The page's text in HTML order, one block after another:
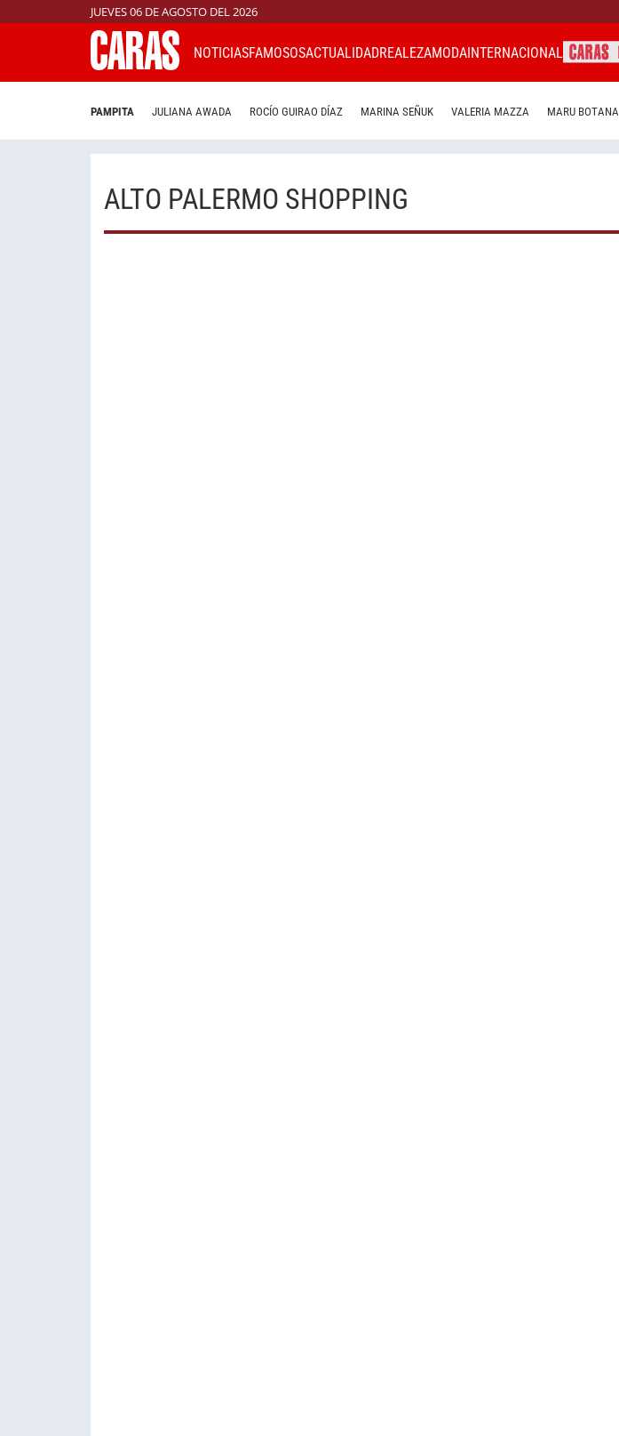
JUEVES 06 DE AGOSTO DEL 2026
NOTICIASFAMOSOSACTUALIDADREALEZAMODAINTERNACIONAL
PAMPITA JULIANA AWADA ROCÍO GUIRAO DÍAZ MARINA SEÑUK VALERIA MAZZA MARU BOTANA
ALTO PALERMO SHOPPING